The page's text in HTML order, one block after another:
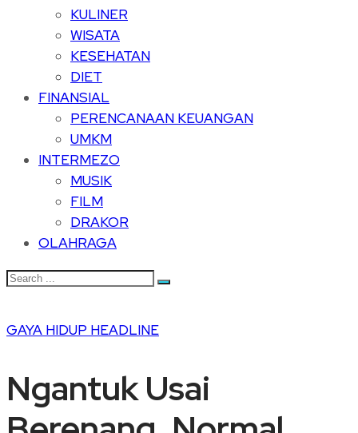
KULINER
WISATA
KESEHATAN
DIET
FINANSIAL
PERENCANAAN KEUANGAN
UMKM
INTERMEZO
MUSIK
FILM
DRAKOR
OLAHRAGA
GAYA HIDUP HEADLINE
Ngantuk Usai